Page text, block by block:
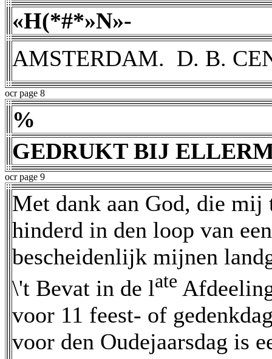
«H(*#*»N»-
AMSTERDAM.  D. B.
ocr page 8
%
GEDRUKT BIJ
ocr page 9
Met dank aan God, die
hinderd in den loop van
bescheidenlijk mijnen
\'t Bevat in de late
voor 11 feest- of
voor den Oudejaarsdag is